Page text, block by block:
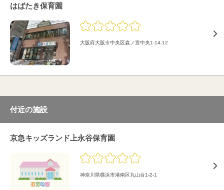
はばたき保育園
大阪府大阪市中央区森ノ宮中央1-14-12
付近の施設
京急キッズランド上永谷保育園
神奈川県横浜市港南区丸山台1-2-1